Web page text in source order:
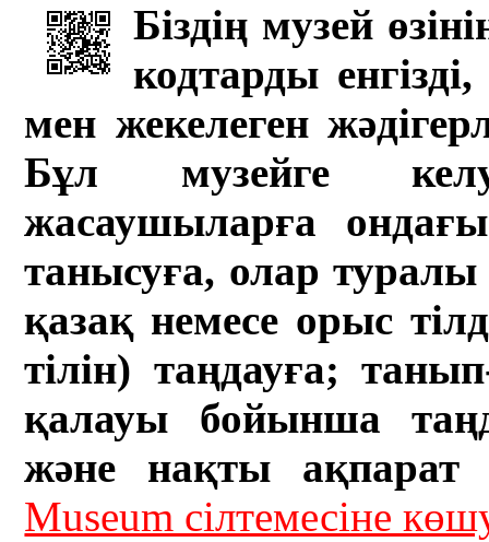
Біздің музей
кодтарды
мен жекелеген
Бұл музейге
жасаушыларға
танысуға, олар туралы
қазақ немесе орыс
тілін) таңдауға;
қалауы бойынша
және нақты ақпарат
Museum сілтемесіне